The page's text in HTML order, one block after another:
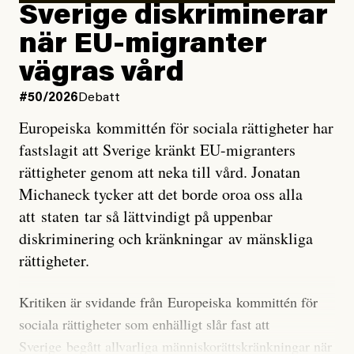
utveckla sig. El Niño är ett återkommande
väderfenomen som uppstår när havsvattnet i delar av
Stilla havet blir ovanligt varmt. Det påverkar vädret
över stora delar av världen och under
forskare allt oftare varnat för att den här El Niñon
Det verkar vara en underdrift, menar nu Zeke
Hausfather.
”Det ser ut som att årets El Niño inte bara med stor
sannolikhet kommer att bli den starkaste sedan
tillförlitliga mätningar inleddes – den kan till och med
marginal”, skriver han.
Styrkan i El Niño går att förutspå genom att mäta
Sverige diskriminerar
när EU-migranter
vägras vård
#50/2026 Debatt
Europeiska kommittén för sociala rättigheter har
fastslagit att Sverige kränkt EU-migranters
rättigheter genom att neka till vård. Jonatan
Michaneck tycker att det borde oroa oss alla
att staten tar så lättvindigt på uppenbar
diskriminering och kränkningar av mänskliga
rättigheter.
Kritiken är svidande från Europeiska kommittén för
sociala rättigheter som enhälligt slår fast att
Sverige begått allvarliga människorättskränkningar när